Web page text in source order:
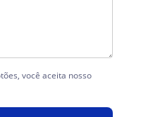
você aceita nosso